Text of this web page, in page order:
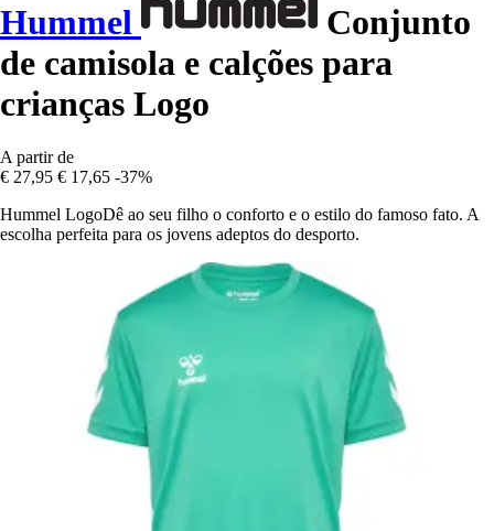
Hummel
Conjunto
de camisola e calções para
crianças Logo
A partir de
€ 27,95 € 17,65 -37%
Hummel LogoDê ao seu filho o conforto e o estilo do famoso fato. A
escolha perfeita para os jovens adeptos do desporto.